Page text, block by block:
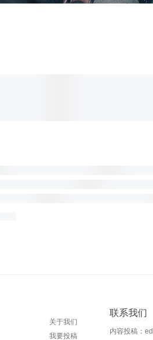
关于我们
我要投稿
联系我们
内容投稿：